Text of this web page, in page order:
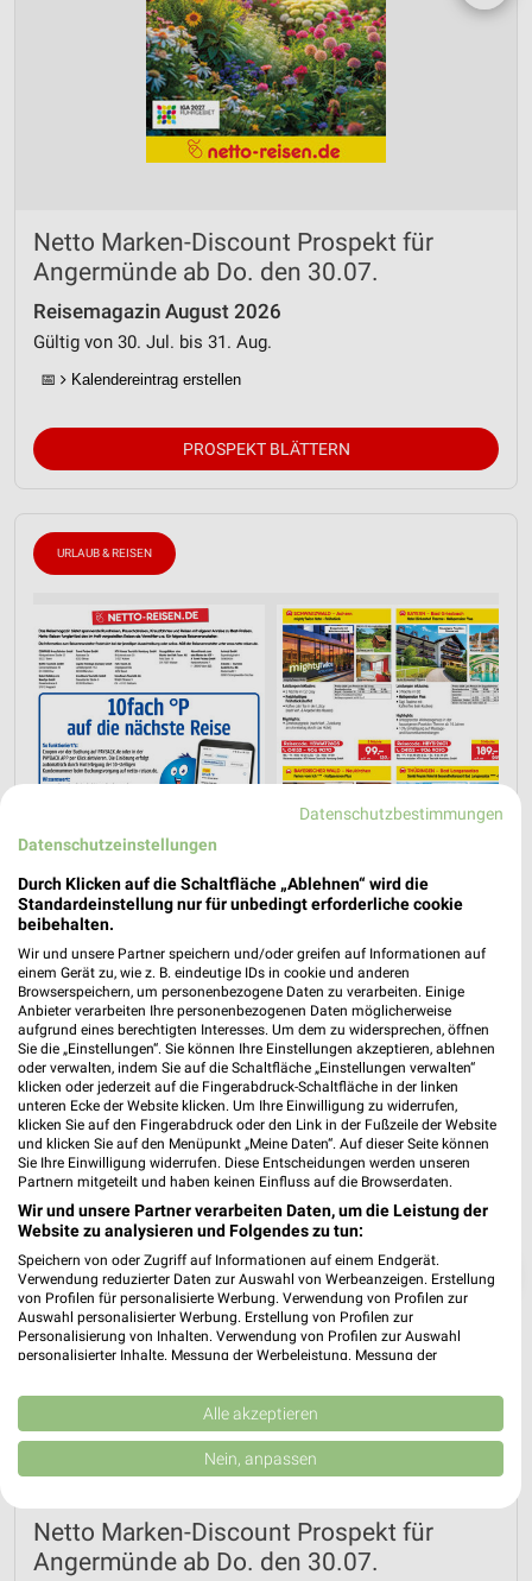
Netto Marken-Discount Prospekt für
Angermünde ab Do. den 30.07.
Reisemagazin August 2026
Gültig von 30. Jul. bis 31. Aug.
📅 Kalendereintrag erstellen
PROSPEKT BLÄTTERN
URLAUB & REISEN
Jetzt alle "Urlaub & Reisen" Themen entdecken!
❯
Netto Marken-Discount Prospekt für
Angermünde ab Do. den 30.07.
Datenschutzbestimmungen
Datenschutzeinstellungen
Durch Klicken auf die Schaltfläche „Ablehnen“ wird die
Standardeinstellung nur für unbedingt erforderliche cookie
beibehalten.
Wir und unsere Partner speichern und/oder greifen auf Informationen auf
einem Gerät zu, wie z. B. eindeutige IDs in cookie und anderen
Browserspeichern, um personenbezogene Daten zu verarbeiten. Einige
Anbieter verarbeiten Ihre personenbezogenen Daten möglicherweise
aufgrund eines berechtigten Interesses. Um dem zu widersprechen, öffnen
Sie die „Einstellungen“. Sie können Ihre Einstellungen akzeptieren, ablehnen
oder verwalten, indem Sie auf die Schaltfläche „Einstellungen verwalten“
klicken oder jederzeit auf die Fingerabdruck-Schaltfläche in der linken
unteren Ecke der Website klicken. Um Ihre Einwilligung zu widerrufen,
klicken Sie auf den Fingerabdruck oder den Link in der Fußzeile der Website
und klicken Sie auf den Menüpunkt „Meine Daten“. Auf dieser Seite können
Sie Ihre Einwilligung widerrufen. Diese Entscheidungen werden unseren
Partnern mitgeteilt und haben keinen Einfluss auf die Browserdaten.
Wir und unsere Partner verarbeiten Daten, um die Leistung der
Website zu analysieren und Folgendes zu tun:
Speichern von oder Zugriff auf Informationen auf einem Endgerät.
Verwendung reduzierter Daten zur Auswahl von Werbeanzeigen. Erstellung
von Profilen für personalisierte Werbung. Verwendung von Profilen zur
Auswahl personalisierter Werbung. Erstellung von Profilen zur
Personalisierung von Inhalten. Verwendung von Profilen zur Auswahl
personalisierter Inhalte. Messung der Werbeleistung. Messung der
Kombinationen von Daten aus verschiedenen Quellen. Entwicklung und
Verbesserung der Angebote. Verwendung reduzierter Daten zur Auswahl
von Inhalten.
Daten können außerhalb der Europäischen Union weitergegeben und in die
USA gesendet werden.
Website/App.
Partnerliste anzeigen (1 IAB-Anbieter)
Wir nutzen Ihre Daten für folgende Zwecke:
Alle akzeptieren
Nein, anpassen